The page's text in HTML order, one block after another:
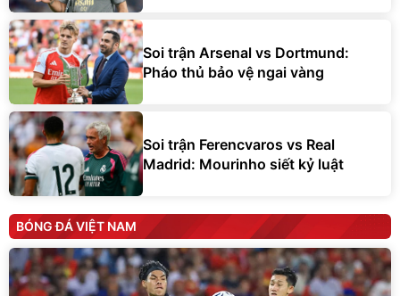
Soi trận Arsenal vs Dortmund:
Pháo thủ bảo vệ ngai vàng
Soi trận Ferencvaros vs Real
Madrid: Mourinho siết kỷ luật
BÓNG ĐÁ VIỆT NAM